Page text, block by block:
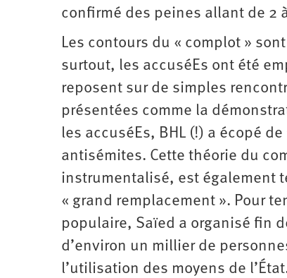
confirmé des peines allant de 2
Les contours du « complot »
surtout, les accuséEs ont été
reposent sur de simples
présentées comme la
les accuséEs, BHL (!) a écopé
antisémites. Cette théorie du
instrumentalisé, est également
« grand remplacement ». Pour
populaire, Saïed a organisé fin
d’environ un millier de
l’utilisation des moyens de